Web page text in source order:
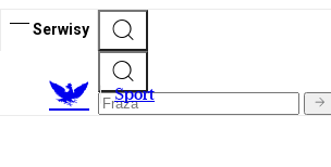
Serwisy
Sport